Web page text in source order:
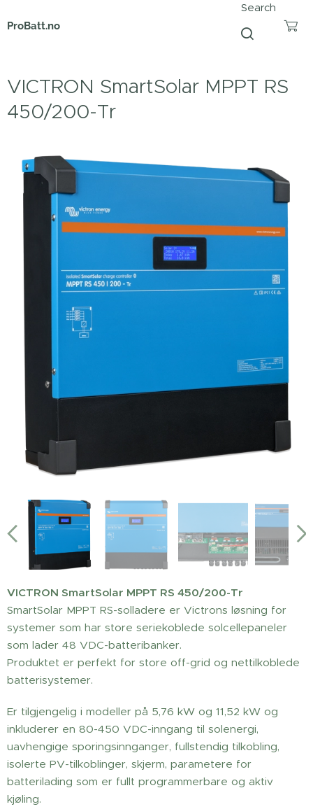
ProBatt.no
Search
VICTRON SmartSolar MPPT RS
450/200-Tr
VICTRON SmartSolar MPPT RS 450/200-Tr
SmartSolar MPPT RS-solladere er Victrons løsning for
systemer som har store seriekoblede solcellepaneler
som lader 48 VDC-batteribanker.
Produktet er perfekt for store off-grid og nettilkoblede
batterisystemer.
Er tilgjengelig i modeller på 5,76 kW og 11,52 kW og
inkluderer en 80-450 VDC-inngang til solenergi,
uavhengige sporingsinnganger, fullstendig tilkobling,
isolerte PV-tilkoblinger, skjerm, parametere for
batterilading som er fullt programmerbare og aktiv
kjøling.